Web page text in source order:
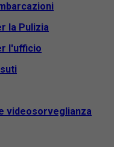
la Pulizia
l'ufficio
videosorveglianza